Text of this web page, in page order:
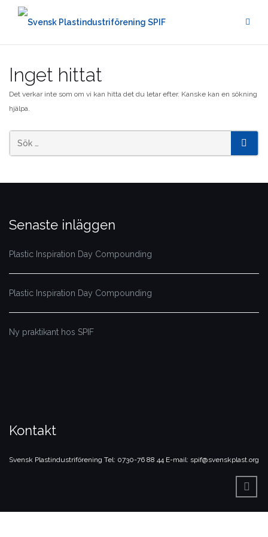
Hoppa
Inget hittat
Det verkar inte som om vi kan hitta det du letar efter. Kanske kan en sökning
hjälpa.
SÖK
Senaste inläggen
Plastic Inspiration Day Compounding
Plastic Inspiration Day Compounding
Ny praktikant hos SPIF
Kontakt
Svensk Plastindustriförening Tel: 0730-76 88 44 E-mail: spif@svenskplast.org